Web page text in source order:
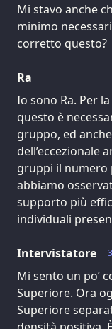
Mi stavo anche
minimo
corretto questo?
Ra
Io sono Ra. Per
questo è
gruppo, ed
dell’eccezionale
gruppi il numero
abbiamo
supporto più
individuali
Intervistatore
Mi sento un po’
Superiore. Ora
Superiore